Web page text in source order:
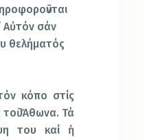
Αὐτόν σάν
θελήματός
κόπο στίς
τοῦ Ἄθωνα. Τά
του καί ἡ